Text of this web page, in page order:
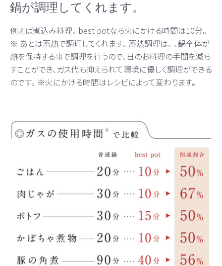
鍋が調理してくれます。
例えば煮込み料理。 best potなら火にかける時間は10分。
※ あとは蓄熱で調理してくれます。 蓄熱調理は、 、鍋全体が
熱を保持する事で調理を行うので、日のお料理の手間を減ら
すことができ、ガス代も抑えられて環境に優しく調理ができる
のです。 ※火にかける時間はレシビによって変わります。